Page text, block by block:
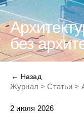
без
← Назад
Журнал >Статьи >
2 июля 2026